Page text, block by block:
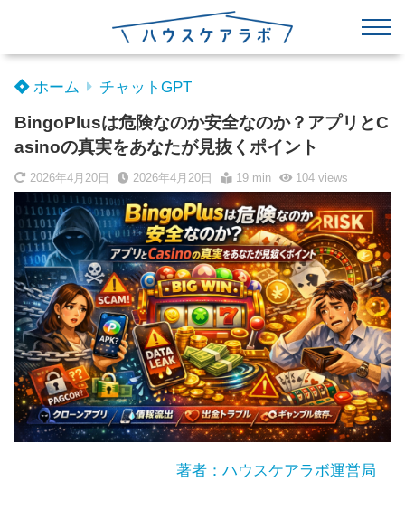
ホーム チャットGPT
BingoPlusは危険なのか安全なのか？アプリとC
asinoの真実をあなたが見抜くポイント
2026年4月20日 2026年4月20日 19 min 104views
著者：ハウスケアラボ運営局